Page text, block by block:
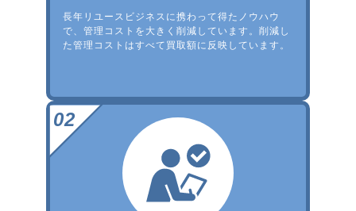
長年リユースビジネスに携わって得たノウハウ
で、管理コストを大きく削減しています。削減し
た管理コストはすべて買取額に反映しています。